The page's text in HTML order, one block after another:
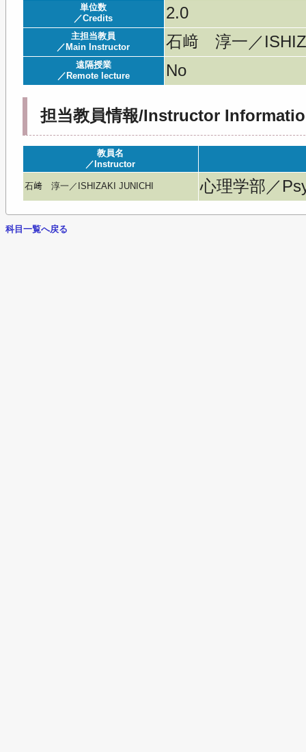
単位数
／Credits
2.0
主担当教員
／Main Instructor
石﨑 淳一／
遠隔授業
／Remote lecture
No
担当教員情報/Instructor
教員名
／Instructor
石﨑 淳一／ISHIZAKI JUNICHI 心理学部／
科目一覧へ戻る